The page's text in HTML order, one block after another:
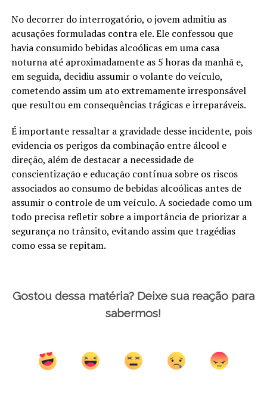
No decorrer do interrogatório, o jovem admitiu as
acusações formuladas contra ele. Ele confessou que
havia consumido bebidas alcoólicas em uma casa
noturna até aproximadamente as 5 horas da manhã e,
em seguida, decidiu assumir o volante do veículo,
cometendo assim um ato extremamente irresponsável
que resultou em consequências trágicas e irreparáveis.
É importante ressaltar a gravidade desse incidente, pois
evidencia os perigos da combinação entre álcool e
direção, além de destacar a necessidade de
conscientização e educação contínua sobre os riscos
associados ao consumo de bebidas alcoólicas antes de
assumir o controle de um veículo. A sociedade como um
todo precisa refletir sobre a importância de priorizar a
segurança no trânsito, evitando assim que tragédias
como essa se repitam.
Gostou dessa matéria? Deixe sua reação para
sabermos!